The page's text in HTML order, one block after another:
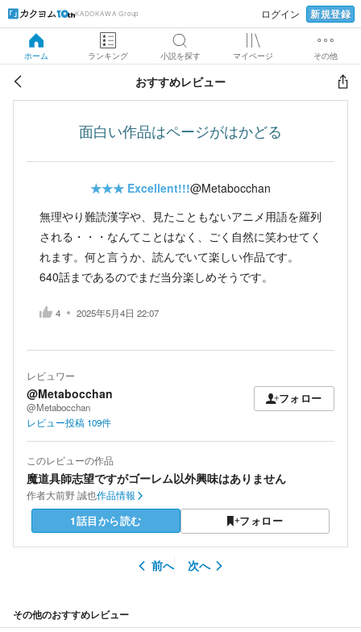
KADOKAWA Group ログイン 新規登録
ホーム ランキング 小説を探す マイページ その他
おすすめレビュー
面白い作品はページがはかどる
★★★ Excellent!!!@Metabocchan
無理やり難読漢字や、見たこともないアニメ用語を羅列
される・・・なんてことはなく、ごく自然に笑わせてく
れます。何と言うか、読んでいて楽しい作品です。
640話まであるのでまだ当分楽しめそうです。
4 2025年5月4日 22:07
レビュワー
@Metabocchan
@Metabocchan
フォロー
レビュー投稿 109件
このレビューの作品
魔道具師志望ですがゴーレム以外興味はありません
作者大前野 誠也作品情報
1話目から読む フォロー
前へ 次へ
その他のおすすめレビュー